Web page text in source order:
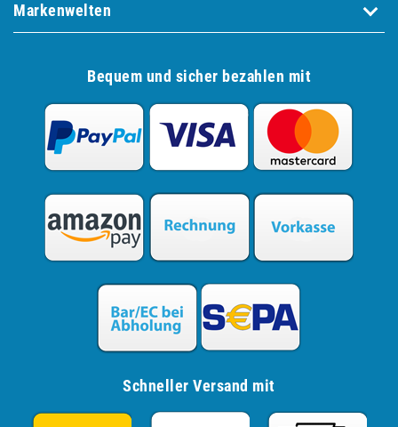
Markenwelten
Bequem und sicher bezahlen mit
Schneller Versand mit